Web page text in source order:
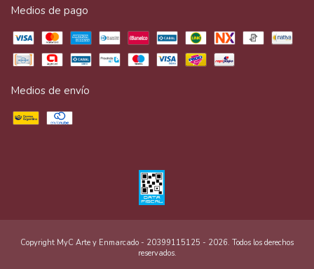
Medios de pago
Medios de envío
Copyright MyC Arte y Enmarcado - 20399115125 - 2026. Todos los derechos
reservados.